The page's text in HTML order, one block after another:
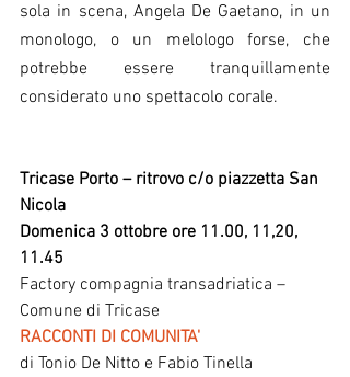
sola in scena, Angela De Gaetano, in un
monologo, o un melologo forse, che
potrebbe essere tranquillamente
considerato uno spettacolo corale.
Tricase Porto – ritrovo c/o piazzetta San
Nicola
Domenica 3 ottobre ore 11.00, 11,20,
11.45
Factory compagnia transadriatica –
Comune di Tricase
RACCONTI DI COMUNITA'
di Tonio De Nitto e Fabio Tinella